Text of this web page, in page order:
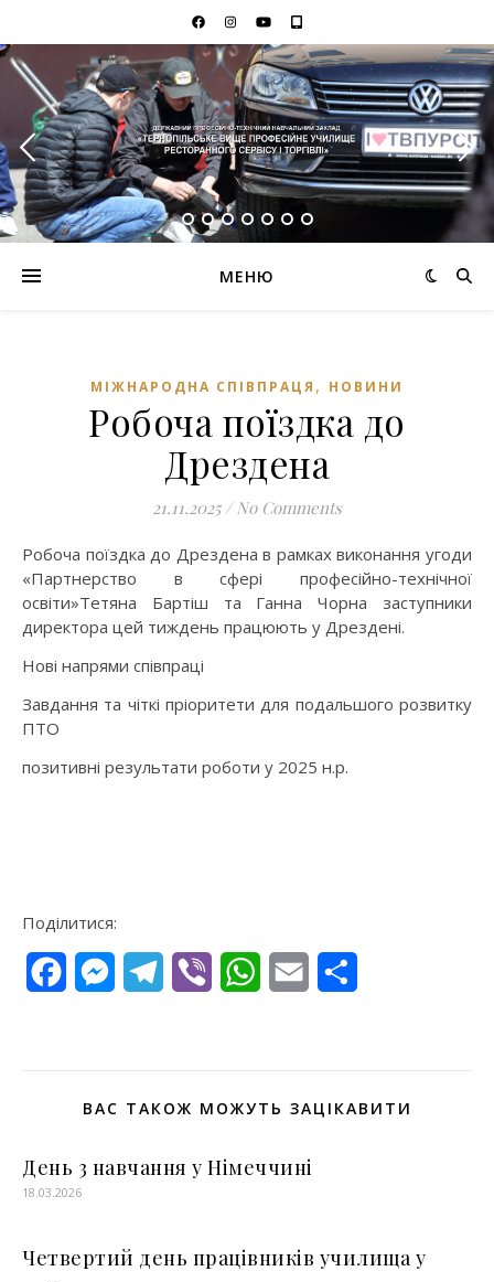
МЕНЮ
МІЖНАРОДНА СПІВПРАЦЯ , НОВИНИ
Робоча поїздка до
Дрездена
21.11.2025 / No Comments
Робоча поїздка до Дрездена в рамках виконання угоди
«Партнерство в сфері професійно-технічної
освіти»Тетяна Бартіш та Ганна Чорна заступники
директора цей тиждень працюють у Дрездені.
Нові напрями співпраці
Завдання та чіткі пріоритети для подальшого розвитку
ПТО
позитивні результати роботи у 2025 н.р.
Поділитися:
FacebookMessengerTelegram
Viber WhatsApp
Email
ВАС ТАКОЖ МОЖУТЬ ЗАЦІКАВИТИ
День 3 навчання у Німеччині
18.03.2026
Четвертий день працівників училища у